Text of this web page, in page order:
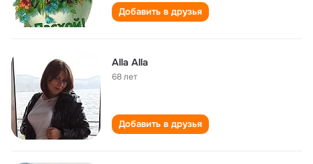
Добавить в друзья
Alla Alla
68 лет
Добавить в друзья